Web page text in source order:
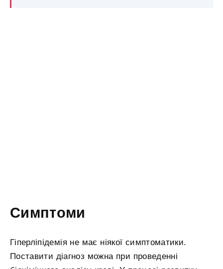
Симптоми
Гіперліпідемія не має ніякої симптоматики.
Поставити діагноз можна при проведенні